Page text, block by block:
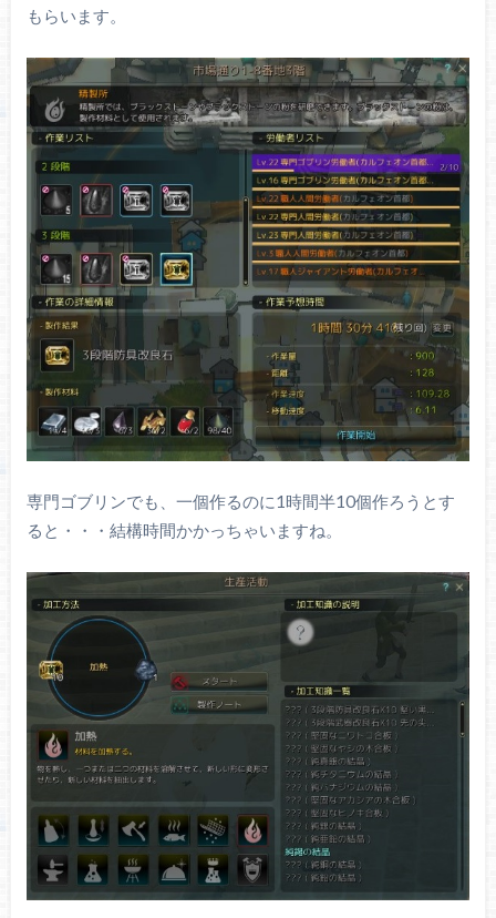
もらいます。
専門ゴブリンでも、一個作るのに1時間半10個作ろうとす
ると・・・結構時間かかっちゃいますね。